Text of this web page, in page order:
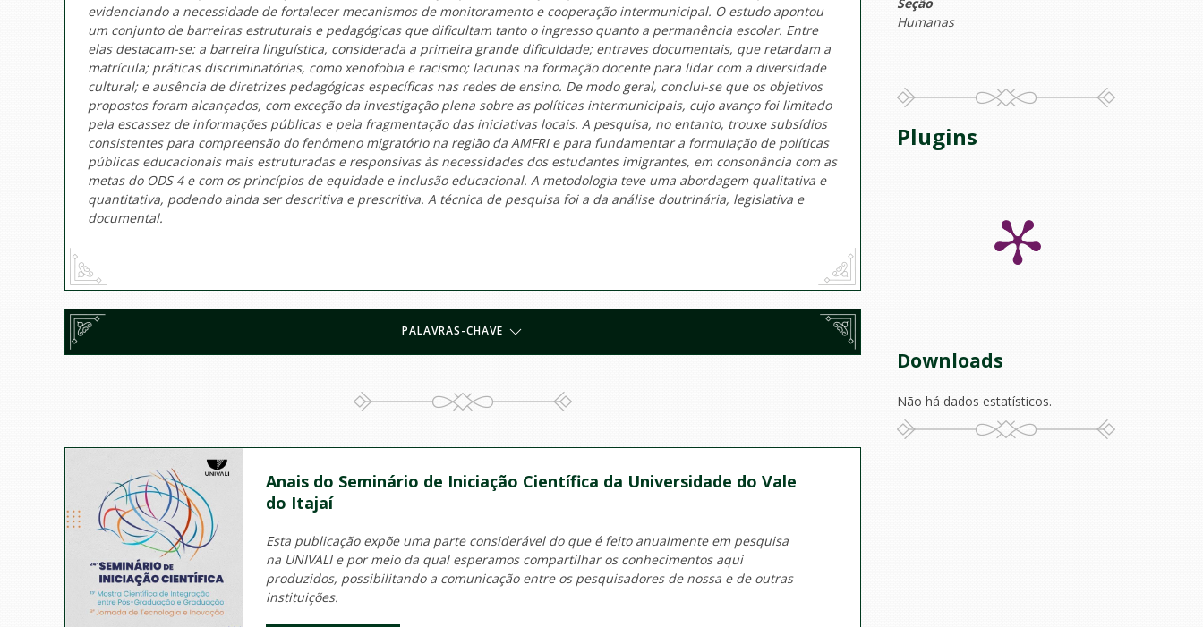
evidenciando a necessidade de fortalecer mecanismos de monitoramento e cooperação intermunicipal. O estudo apontou
um conjunto de barreiras estruturais e pedagógicas que dificultam tanto o ingresso quanto a permanência escolar. Entre
elas destacam-se: a barreira linguística, considerada a primeira grande dificuldade; entraves documentais, que retardam a
matrícula; práticas discriminatórias, como xenofobia e racismo; lacunas na formação docente para lidar com a diversidade
cultural; e ausência de diretrizes pedagógicas específicas nas redes de ensino. De modo geral, conclui-se que os objetivos
propostos foram alcançados, com exceção da investigação plena sobre as políticas intermunicipais, cujo avanço foi limitado
pela escassez de informações públicas e pela fragmentação das iniciativas locais. A pesquisa, no entanto, trouxe subsídios
consistentes para compreensão do fenômeno migratório na região da AMFRI e para fundamentar a formulação de políticas
públicas educacionais mais estruturadas e responsivas às necessidades dos estudantes imigrantes, em consonância com as
metas do ODS 4 e com os princípios de equidade e inclusão educacional. A metodologia teve uma abordagem qualitativa e
quantitativa, podendo ainda ser descritiva e prescritiva. A técnica de pesquisa foi a da análise doutrinária, legislativa e
documental.
PALAVRAS-CHAVE
Anais do Seminário de Iniciação Científica da Universidade do Vale
do Itajaí
Esta publicação expõe uma parte considerável do que é feito anualmente em pesquisa
na UNIVALI e por meio da qual esperamos compartilhar os conhecimentos aqui
produzidos, possibilitando a comunicação entre os pesquisadores de nossa e de outras
instituições.
Humanas
Plugins
Downloads
Não há dados estatísticos.